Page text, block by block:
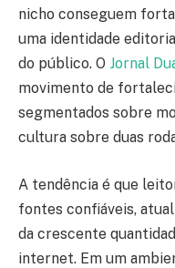
nicho conseguem
uma identidade
do público. O Jornal
movimento de
segmentados sobre
cultura sobre duas
A tendência é que
fontes confiáveis,
da crescente
internet. Em um